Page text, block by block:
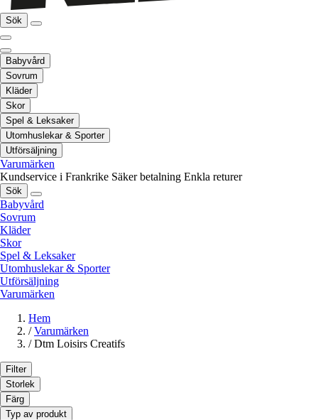
Sök
Babyvård
Sovrum
Kläder
Skor
Spel & Leksaker
Utomhuslekar & Sporter
Utförsäljning
Varumärken
Kundservice i Frankrike Säker betalning Enkla returer
Sök
Babyvård
Sovrum
Kläder
Skor
Spel & Leksaker
Utomhuslekar & Sporter
Utförsäljning
Varumärken
Hem
/ Varumärken
/ Dtm Loisirs Creatifs
Filter
Storlek
Färg
Typ av produkt